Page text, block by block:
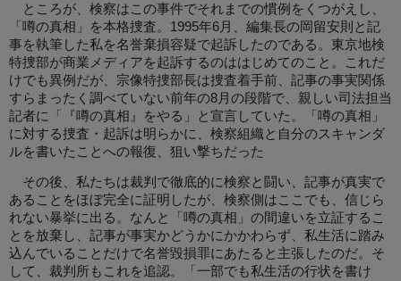
ところが、検察はこの事件でそれまでの慣例をくつがえし、
「噂の真相」を本格捜査。1995年6月、編集長の岡留安則と記
事を執筆した私を名誉棄損容疑で起訴したのである。東京地検
特捜部が商業メディアを起訴するのははじめてのこと。これだ
けでも異例だが、宗像特捜部長は捜査着手前、記事の事実関係
すらまったく調べていない前年の8月の段階で、親しい司法担当
記者に「『噂の真相』をやる」と宣言していた。「噂の真相」
に対する捜査・起訴は明らかに、検察組織と自分のスキャンダ
ルを書いたことへの報復、狙い撃ちだった
その後、私たちは裁判で徹底的に検察と闘い、記事が真実で
あることをほぼ完全に証明したが、検察側はここでも、信じら
れない暴挙に出る。なんと「噂の真相」の間違いを立証するこ
とを放棄し、記事が事実かどうかにかかわらず、私生活に踏み
込んでいることだけで名誉毀損罪にあたると主張したのだ。そ
して、裁判所もこれを追認。「一部でも私生活の行状を書け